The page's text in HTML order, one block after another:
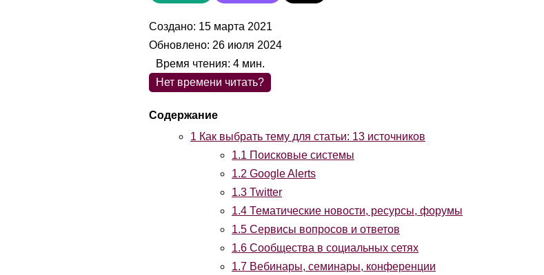
Создано: 15 марта 2021
Обновлено: 26 июля 2024
Нет времени читать?
1 Как выбрать тему для статьи: 13 источников
1.1 Поисковые системы
1.2 Google Alerts
1.3 Twitter
1.4 Тематические новости, ресурсы, форумы
1.5 Сервисы вопросов и ответов
1.6 Сообщества в социальных сетях
1.7 Вебинары, семинары, конференции
Время чтения: 4 мин.